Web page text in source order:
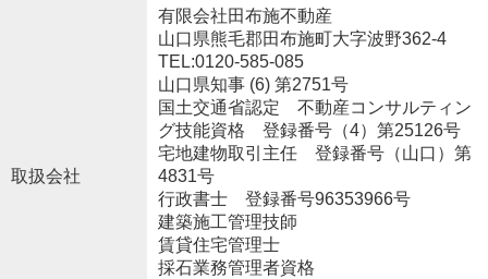
取扱会社
有限会社田布施不動産
山口県熊毛郡田布施町大字波野362-4
TEL:0120-585-085
山口県知事 (6) 第2751号
国土交通省認定 不動産コンサルティン
グ技能資格 登録番号（4）第25126号
宅地建物取引主任 登録番号（山口）第
4831号
行政書士 登録番号96353966号
建築施工管理技師
賃貸住宅管理士
採石業務管理者資格